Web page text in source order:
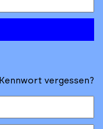
Kennwort vergessen?